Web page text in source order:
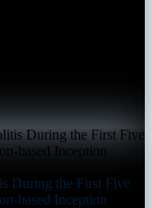
During the First Five
based Inception